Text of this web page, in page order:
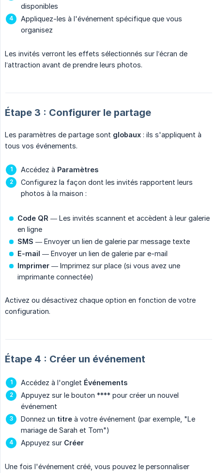
disponibles
Appliquez-les à l'événement spécifique que vous
organisez
Les invités verront les effets sélectionnés sur l’écran de
l’attraction avant de prendre leurs photos.
Étape 3 : Configurer le partage
Les paramètres de partage sont globaux : ils s'appliquent à
tous vos événements.
Accédez à Paramètres
Configurez la façon dont les invités rapportent leurs
photos à la maison :
Code QR — Les invités scannent et accèdent à leur galerie
en ligne
SMS — Envoyer un lien de galerie par message texte
E-mail — Envoyer un lien de galerie par e-mail
Imprimer — Imprimez sur place (si vous avez une
imprimante connectée)
Activez ou désactivez chaque option en fonction de votre
configuration.
Étape 4 : Créer un événement
Accédez à l'onglet Événements
Appuyez sur le bouton **** pour créer un nouvel
événement
Donnez un titre à votre événement (par exemple, "Le
mariage de Sarah et Tom")
Appuyez sur Créer
Une fois l'événement créé, vous pouvez le personnaliser